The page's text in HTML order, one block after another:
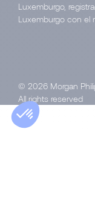
Luxemburgo,
Luxemburgo con el
© 2026 Morgan
All rights reserved